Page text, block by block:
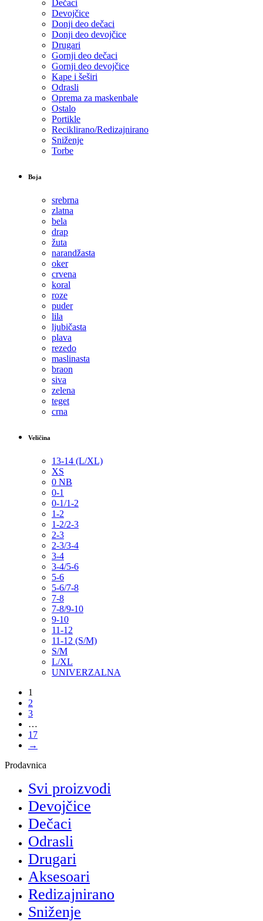
Dečaci
Devojčice
Donji deo dečaci
Donji deo devojčice
Drugari
Gornji deo dečaci
Gornji deo devojčice
Kape i šeširi
Odrasli
Oprema za maskenbale
Ostalo
Portikle
Reciklirano/Redizajnirano
Sniženje
Torbe
Boja
srebrna
zlatna
bela
drap
žuta
narandžasta
oker
crvena
koral
roze
puder
lila
ljubičasta
plava
rezedo
maslinasta
braon
siva
zelena
teget
crna
Veličina
13-14 (L/XL)
XS
0 NB
0-1
0-1/1-2
1-2
1-2/2-3
2-3
2-3/3-4
3-4
3-4/5-6
5-6
5-6/7-8
7-8
7-8/9-10
9-10
11-12
11-12 (S/M)
S/M
L/XL
UNIVERZALNA
1
2
3
…
17
→
Prodavnica
Svi proizvodi
Devojčice
Dečaci
Odrasli
Drugari
Aksesoari
Redizajnirano
Sniženje